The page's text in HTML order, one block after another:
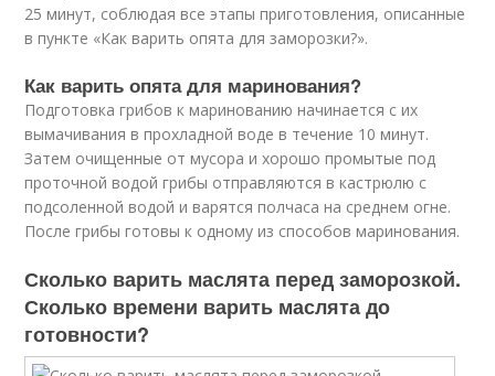
25 минут, соблюдая все этапы приготовления, описанные
в пункте «Как варить опята для заморозки?».
Как варить опята для маринования?
Подготовка грибов к маринованию начинается с их
вымачивания в прохладной воде в течение 10 минут.
Затем очищенные от мусора и хорошо промытые под
проточной водой грибы отправляются в кастрюлю с
подсоленной водой и варятся полчаса на среднем огне.
После грибы готовы к одному из способов маринования.
Сколько варить маслята перед заморозкой.
Сколько времени варить маслята до
готовности?